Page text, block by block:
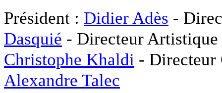
Président : Didier Adès -
Dasquié - Directeur
Christophe Khaldi -
Alexandre Talec